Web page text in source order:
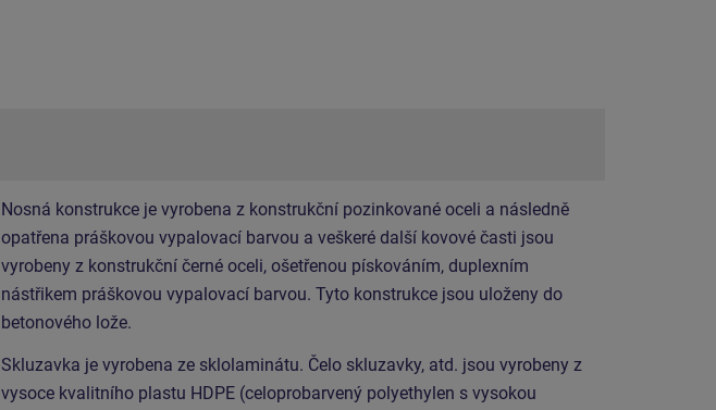
Nosná konstrukce je vyrobena z konstrukční pozinkované oceli a následně
opatřena práškovou vypalovací barvou a veškeré další kovové časti jsou
vyrobeny z konstrukční černé oceli, ošetřenou pískováním, duplexním
nástřikem práškovou vypalovací barvou. Tyto konstrukce jsou uloženy do
betonového lože.
Skluzavka je vyrobena ze sklolaminátu. Čelo skluzavky, atd. jsou vyrobeny z
vysoce kvalitního plastu HDPE (celoprobarvený polyethylen s vysokou